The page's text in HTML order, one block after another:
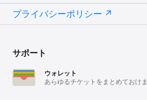
プライバシーポリシー
サポート
ウォレット
あらゆるチケットをまとめておけま